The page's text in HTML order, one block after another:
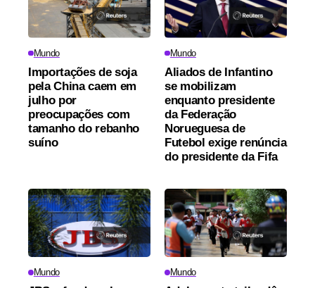
Mundo
Importações de soja
pela China caem em
julho por
preocupações com
tamanho do rebanho
suíno
Mundo
Aliados de Infantino
se mobilizam
enquanto presidente
da Federação
Norueguesa de
Futebol exige renúncia
do presidente da Fifa
Mundo Mundo